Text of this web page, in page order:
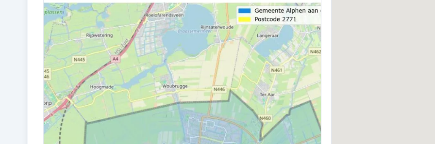
Bouw en energie
BOUWJAAR
1969
BOUWWIJZE
Bestaande bouw
VERWARMING
Cv-ketel
WARM WATER
Cv-ketel